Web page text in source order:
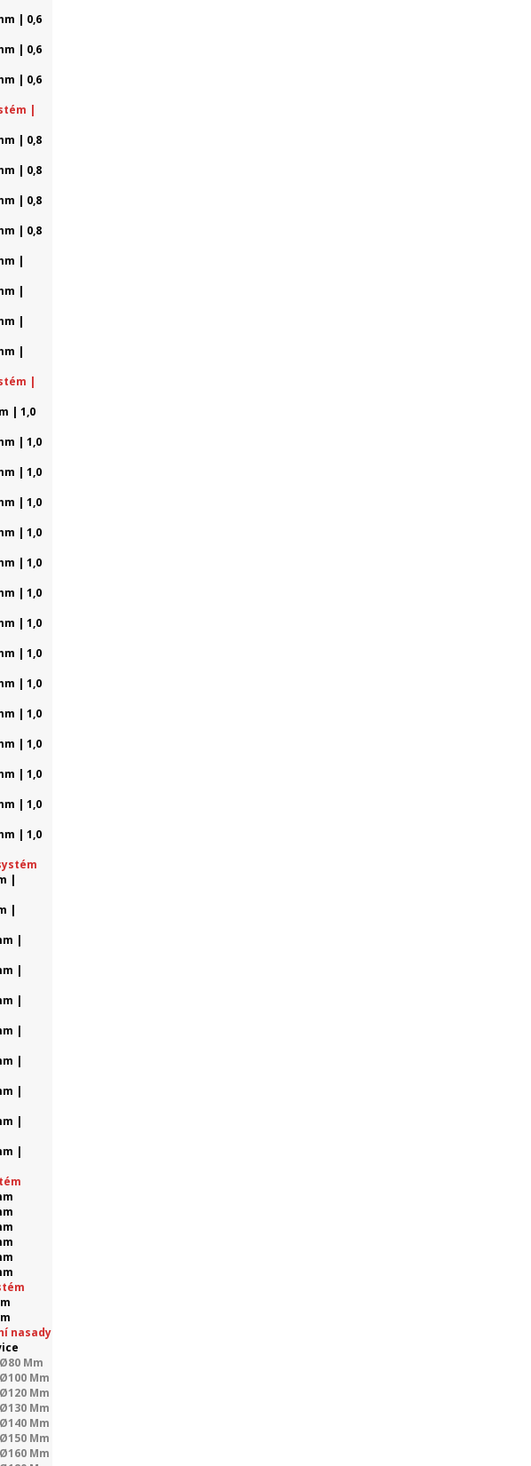
| 0,6
| 0,6
| 0,6
|
| 0,8
| 0,8
| 0,8
| 0,8
|
|
|
|
|
| 1,0
| 1,0
| 1,0
| 1,0
| 1,0
| 1,0
| 1,0
| 1,0
| 1,0
| 1,0
| 1,0
| 1,0
| 1,0
| 1,0
| 1,0
|
|
|
|
|
|
|
|
|
|
nasady
Mm
Mm
Mm
Mm
Mm
Mm
Mm